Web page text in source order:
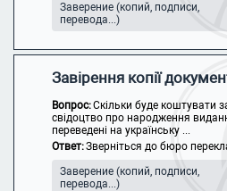
Заверение (копий, подписи,
перевода...)
Завірення копії
Вопрос:Скільки буде коштувати
свідоцтво про народження
переведені на українську ...
Ответ:Зверніться до бюро
Заверение (копий, подписи,
перевода...)